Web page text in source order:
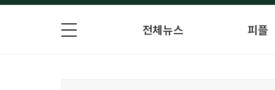
전체뉴스 피플